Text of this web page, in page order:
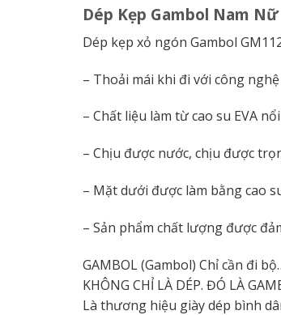
Dép Kẹp Gambol Nam Nữ
Dép kẹp xỏ ngón Gambol
– Thoải mái khi đi với công
– Chất liệu làm từ cao su EVA
– Chịu được nước, chịu được
– Mặt dưới được làm bằng cao
– Sản phẩm chất lượng được
GAMBOL (Gambol) Chỉ cần đi
KHÔNG CHỈ LÀ DÉP. ĐÓ LÀ
Là thương hiệu giày dép bình